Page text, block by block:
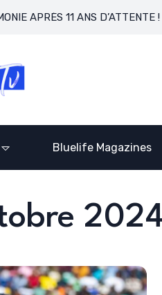
11 ANS D’ATTENTE !
Bluelife Magazines
2024